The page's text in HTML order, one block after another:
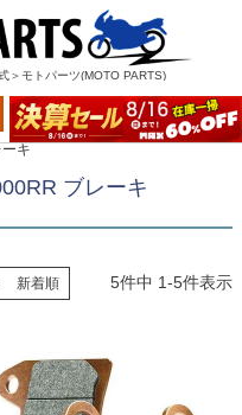
＞モトパーツ(MOTO PARTS)
キ
ブレーキ
新着順 5件中 1-5件表示